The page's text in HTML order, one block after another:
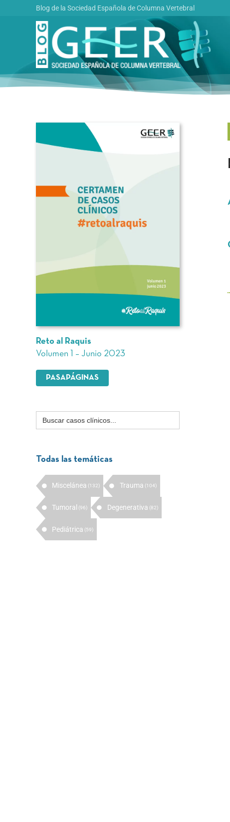
Blog de la Sociedad Española de Columna Vertebral
Reto al Raquis
Volumen 1 – Junio 2023
PASAPÁGINAS
Buscar:
Todas las temáticas
Miscelánea (132) Trauma (104)
Tumoral (96) Degenerativa (82)
Pediátrica (59)